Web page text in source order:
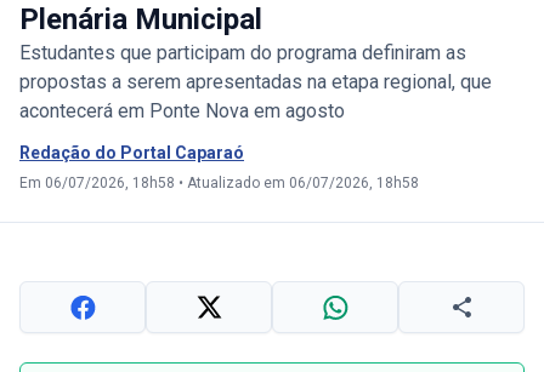
Plenária Municipal
Estudantes que participam do programa definiram as
propostas a serem apresentadas na etapa regional, que
acontecerá em Ponte Nova em agosto
Redação do Portal Caparaó
Em 06/07/2026, 18h58 • Atualizado em 06/07/2026, 18h58